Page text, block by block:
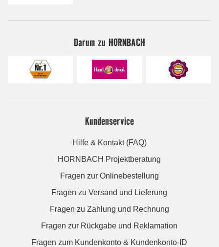
Darum zu HORNBACH
Kundenservice
Hilfe & Kontakt (FAQ)
HORNBACH Projektberatung
Fragen zur Onlinebestellung
Fragen zu Versand und Lieferung
Fragen zu Zahlung und Rechnung
Fragen zur Rückgabe und Reklamation
Fragen zum Kundenkonto & Kundenkonto-ID